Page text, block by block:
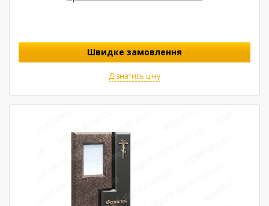
Швидке замовлення
Дізнатись ціну